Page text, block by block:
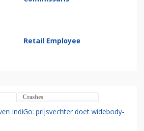
Retail Employee
Crashes
IndiGo: prijsvechter doet widebody-